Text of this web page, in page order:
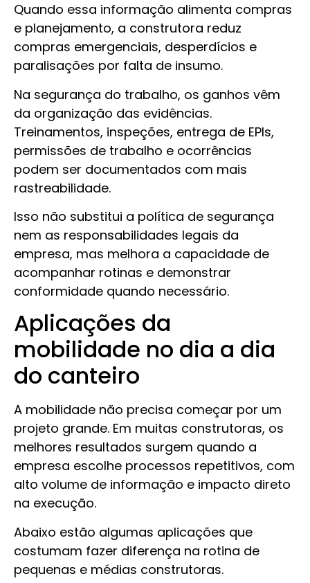
Quando essa informação alimenta compras
e planejamento, a construtora reduz
compras emergenciais, desperdícios e
paralisações por falta de insumo.
Na segurança do trabalho, os ganhos vêm
da organização das evidências.
Treinamentos, inspeções, entrega de EPIs,
permissões de trabalho e ocorrências
podem ser documentados com mais
rastreabilidade.
Isso não substitui a política de segurança
nem as responsabilidades legais da
empresa, mas melhora a capacidade de
acompanhar rotinas e demonstrar
conformidade quando necessário.
Aplicações da
mobilidade no dia a dia
do canteiro
A mobilidade não precisa começar por um
projeto grande. Em muitas construtoras, os
melhores resultados surgem quando a
empresa escolhe processos repetitivos, com
alto volume de informação e impacto direto
na execução.
Abaixo estão algumas aplicações que
costumam fazer diferença na rotina de
pequenas e médias construtoras.